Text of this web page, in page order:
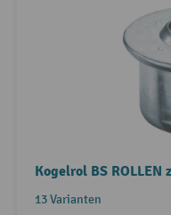
Kogelrol BS
13 Varianten